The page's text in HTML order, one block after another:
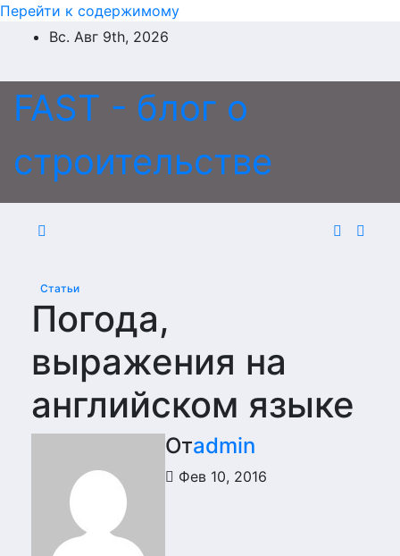
Перейти к содержимому
Вс. Авг 9th, 2026
FAST - блог о
строительстве
Статьи
Погода,
выражения на
английском языке
Отadmin
Фев 10, 2016